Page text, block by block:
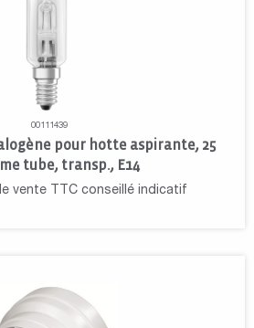
00111439
pour hotte aspirante, 25
tube, transp., E14
vente TTC conseillé indicatif